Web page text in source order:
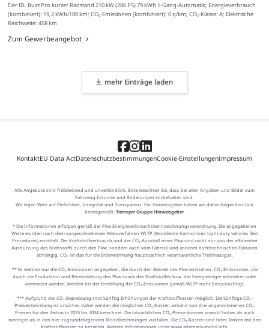
Der ID. Buzz Pro kurzer Radstand 210 kW (286 PS) 79 kWh 1-Gang-Automatik; Energieverbrauch
(kombiniert): 19,2 kWh/100 km; CO₂-Emissionen (kombiniert): 0 g/km; CO₂-Klasse: A; Elektrische
Reichweite: 458 km
Zum Gewerbeangebot
mehr Einträge laden
KontaktEU Data ActDatenschutzbestimmungenCookie-EinstellungenImpressum
Alle Angebote sind freibleibend und unverbindlich. Bitte beachten Sie, dass bei allen Angaben und Bilder zum
Fahrzeug Irrtümer und Änderungen vorbehalten sind.
Wir legen Wert auf Ehrlichkeit, Integrität und Transparenz. Für Hinweisgeber haben wir daher folgenden Link
bereitgestellt: Tiemeyer Gruppe Hinweisgeber.
* Die Informationen erfolgen gemäß der Pkw-Energieverbrauchskennzeichnungsverordnung. Die angegebenen
Werte wurden nach dem vorgeschriebenen Messverfahren WLTP (Worldwide harmonised Light-duty vehicles Test
Procedures) ermittelt. Der Kraftstoffverbrauch und der CO₂-Ausstoß eines Pkw sind nicht nur von der effizienten
Ausnutzung des Kraftstoffs durch den Pkw, sondern auch vom Fahrstil und anderen nichttechnischen Faktoren
abhängig. CO₂ ist das für die Erderwärmung hauptsächlich verantwortliche Treibhausgas.
** Es werden nur die CO₂-Emissionen angegeben, die durch den Betrieb des Pkw entstehen. CO₂-Emissionen, die
durch die Produktion und Bereitstellung des Pkw sowie des Kraftstoffes bzw. der Energieträger entstehen oder
vermieden werden, werden bei der Ermittlung der CO₂-Emissionen gemäß WLTP nicht berücksichtigt.
*** Aufgrund der CO₂-Bepreisung sind künftig Erhöhungen der Kraftstoffkosten möglich. Die künftige CO₂-
Preisentwicklung ist unsicher, daher werden die möglichen CO₂-Kosten anhand von drei angenommenen CO₂-
Preisen für den Zeitraum 2025 bis 2034 berechnet. Die tatsächlichen CO₂-Preise können sowohl höher als auch
niedriger als in den hier zugrundeliegenden Modellrechnungen ausfallen. Die CO₂-Kosten sind beim Tanken mit den
Kraftstoffkosten zu bezahlen. Weitere Informationen unter www.alternativ-mobil.info.